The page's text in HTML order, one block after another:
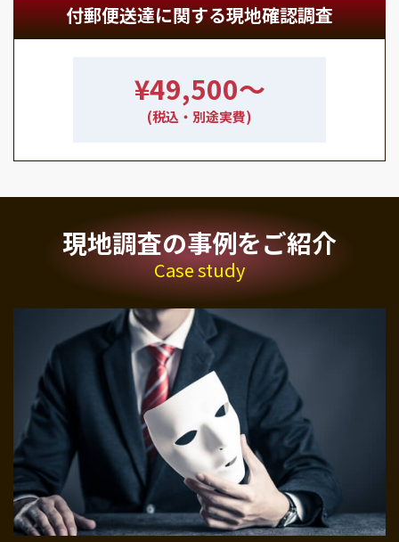
付郵便送達に関する現地確認調査
¥49,500〜
(税込・別途実費)
現地調査の事例をご紹介
Case study